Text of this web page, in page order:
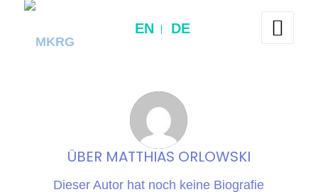
EN DE
ÜBER MATTHIAS ORLOWSKI
Dieser Autor hat noch keine Biografie